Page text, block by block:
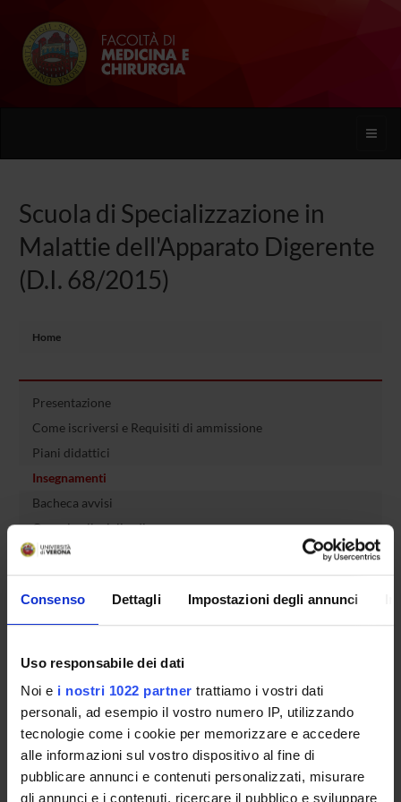
Consenso Dettagli Impostazioni degli annunci
Uso responsabile dei dati
Noi e i nostri 1022 partner trattiamo i vostri dati
personali, ad esempio il vostro numero IP, utilizzando
tecnologie come i cookie per memorizzare e accedere
alle informazioni sul vostro dispositivo al fine di
pubblicare annunci e contenuti personalizzati, misurare
gli annunci e i contenuti, ricercare il pubblico e sviluppare
Toggle
Scuola di Specializzazione in
Malattie dell'Apparato Digerente
(D.I. 68/2015)
Home
Presentazione
Come iscriversi e Requisiti di ammissione
Piani didattici
Insegnamenti
Bacheca avvisi
Organi collegiali e di governo
Rete formativa
Servizio Studenti Internazionali
OFFERTA FORMATIVA
SEMESTRE FILTRO
CORSI DI LAUREA